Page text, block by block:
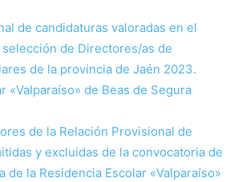
de candidaturas valoradas en el
de Directores/as de
de la provincia de Jaén 2023.
«Valparaíso» de Beas de Segura
de la Relación Provisional de
y excluidas de la convocatoria de
de la Residencia Escolar «Valparaíso»